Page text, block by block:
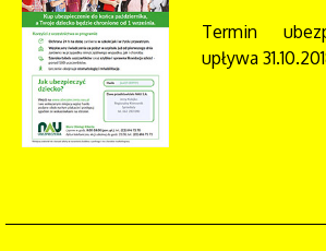
Termin
upływa